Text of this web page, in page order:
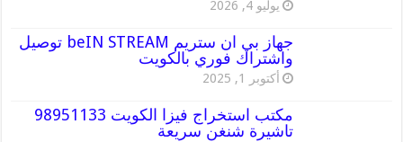
يوليو 4, 2026
جهاز بي ان ستريم beIN STREAM توصيل
واشتراك فوري بالكويت
أكتوبر 1, 2025
مكتب استخراج فيزا الكويت 98951133
تاشيرة شنغن سريعة